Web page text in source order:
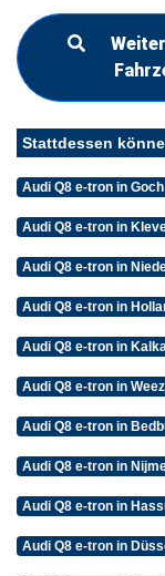
Stattdessen
Audi Q8 e-tron in
Audi Q8 e-tron in
Audi Q8 e-tron in
Audi Q8 e-tron in
Audi Q8 e-tron in
Audi Q8 e-tron in
Audi Q8 e-tron in
Audi Q8 e-tron in
Audi Q8 e-tron in
Audi Q8 e-tron in